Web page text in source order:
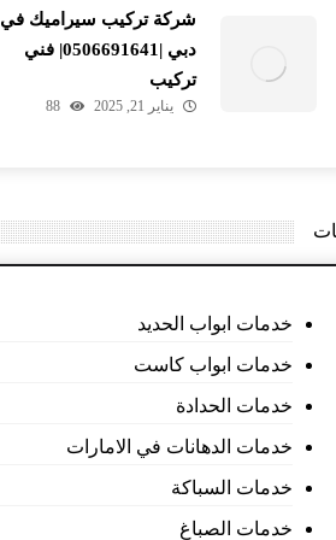
شركة تركيب سيراميك في
دبي |0506691641| فني
تركيب
يناير 21, 2025 88
خدمات ابواب الحديد
خدمات ابواب كاست
خدمات الحدادة
خدمات الدهانات في الامارات
خدمات السباكة
خدمات الصباغ